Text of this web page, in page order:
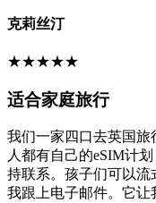
克莉丝汀
★★★★★
适合家庭旅行
我们一家四口去英国旅
人都有自己的eSIM计
持联系。孩子们可以流
我跟上电子邮件。它